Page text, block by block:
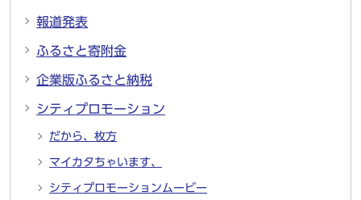
報道発表
ふるさと寄附金
企業版ふるさと納税
シティプロモーション
だから、枚方
マイカタちゃいます、
シティプロモーションムービー